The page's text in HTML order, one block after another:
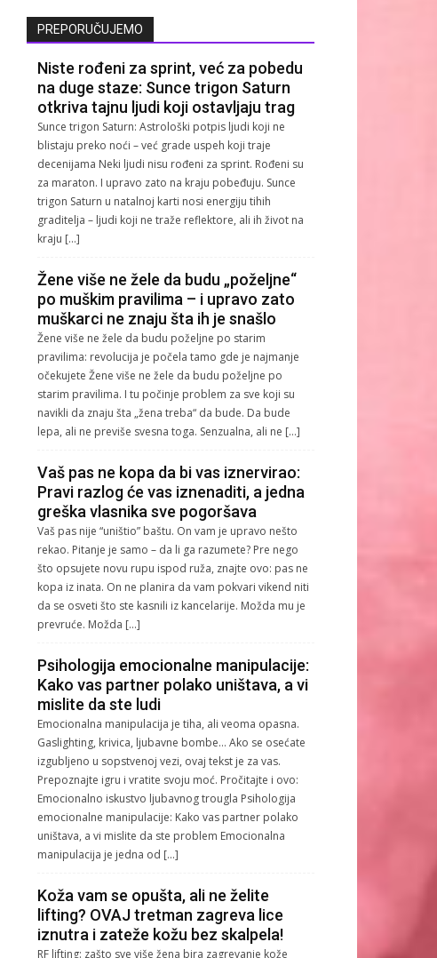
PREPORUČUJEMO
Niste rođeni za sprint, već za pobedu
na duge staze: Sunce trigon Saturn
otkriva tajnu ljudi koji ostavljaju trag
Sunce trigon Saturn: Astrološki potpis ljudi koji ne
blistaju preko noći – već grade uspeh koji traje
decenijama Neki ljudi nisu rođeni za sprint. Rođeni su
za maraton. I upravo zato na kraju pobeđuju. Sunce
trigon Saturn u natalnoj karti nosi energiju tihih
graditelja – ljudi koji ne traže reflektore, ali ih život na
kraju […]
Žene više ne žele da budu „poželjne“
po muškim pravilima – i upravo zato
muškarci ne znaju šta ih je snašlo
Žene više ne žele da budu poželjne po starim
pravilima: revolucija je počela tamo gde je najmanje
očekujete Žene više ne žele da budu poželjne po
starim pravilima. I tu počinje problem za sve koji su
navikli da znaju šta „žena treba“ da bude. Da bude
lepa, ali ne previše svesna toga. Senzualna, ali ne […]
Vaš pas ne kopa da bi vas iznervirao:
Pravi razlog će vas iznenaditi, a jedna
greška vlasnika sve pogoršava
Vaš pas nije “uništio” baštu. On vam je upravo nešto
rekao. Pitanje je samo – da li ga razumete? Pre nego
što opsujete novu rupu ispod ruža, znajte ovo: pas ne
kopa iz inata. On ne planira da vam pokvari vikend niti
da se osveti što ste kasnili iz kancelarije. Možda mu je
prevruće. Možda […]
Psihologija emocionalne manipulacije:
Kako vas partner polako uništava, a vi
mislite da ste ludi
Emocionalna manipulacija je tiha, ali veoma opasna.
Gaslighting, krivica, ljubavne bombe… Ako se osećate
izgubljeno u sopstvenoj vezi, ovaj tekst je za vas.
Prepoznajte igru i vratite svoju moć. Pročitajte i ovo:
Emocionalno iskustvo ljubavnog trougla Psihologija
emocionalne manipulacije: Kako vas partner polako
uništava, a vi mislite da ste problem Emocionalna
manipulacija je jedna od […]
Koža vam se opušta, ali ne želite
lifting? OVAJ tretman zagreva lice
iznutra i zateže kožu bez skalpela!
RF lifting: zašto sve više žena bira zagrevanje kože